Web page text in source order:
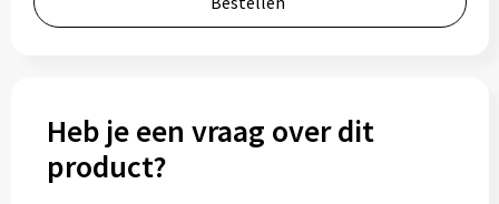
EHBO
Pashouders
Heb je een vraag over dit
product?